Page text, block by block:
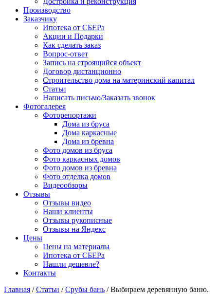
Производство
Заказчику
Ипотека от СБЕРа
Акции и Подарки
Как сделать заказ
Вопрос-ответ
Запись на строящийся объект
Договор дистанционно
Строительство дома на материнский капитал
Статьи
Написать письмо/Заказать звонок
Фотогалерея
Фоторепортажи
Дома из бруса
Дома каркасные
Дома из бревна
Фото домов из бруса
Фото каркасных домов
Фото домов из бревна
Фото отделка домов
Видеообзоры
Отзывы
Отзывы видео
Наши клиенты
Отзывы рукописные
Отзывы на Яндекс
Цены
Цены на материалы
Ипотека от СБЕРа
Нашли дешевле?
Контакты
Главная /Статьи /Срубы бань /Выбираем деревянную баню.